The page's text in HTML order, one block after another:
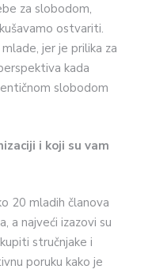
za slobodom,
ostvariti.
jer je prilika za
kada
slobodom
i koji su vam
20 mladih članova
a najveći izazovi su
stručnjake i
poruku kako je